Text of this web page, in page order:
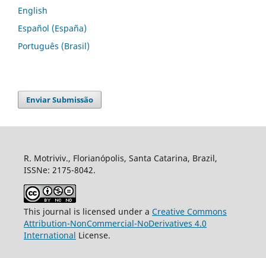
English
Español (España)
Português (Brasil)
Enviar Submissão
R. Motriviv., Florianópolis, Santa Catarina, Brazil,
ISSNe: 2175-8042.
This journal is licensed under a Creative Commons
Attribution-NonCommercial-NoDerivatives 4.0
International License.